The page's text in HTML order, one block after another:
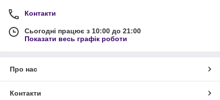
Контакти
Сьогодні працює з 10:00 до 21:00
Показати весь графік роботи
Про нас
Контакти